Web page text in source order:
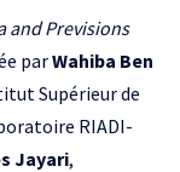
and Previsions
parWahiba Ben
Supérieur de
RIADI-
Jayari,